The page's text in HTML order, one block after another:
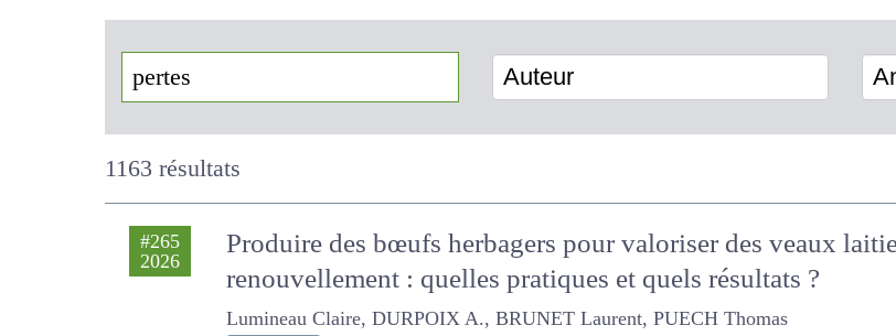
Auteur
1163 résultats
#265
2026
Produire des bœufs herbagers pour valoriser des veaux
renouvellement : quelles pratiques et quels résultats ?
Lumineau Claire, DURPOIX A., BRUNET Laurent, PUECH Thomas